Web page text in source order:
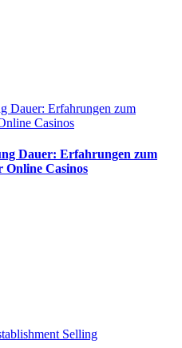
Dauer: Erfahrungen zum
Casinos
Dauer: Erfahrungen zum
Online Casinos
Selling